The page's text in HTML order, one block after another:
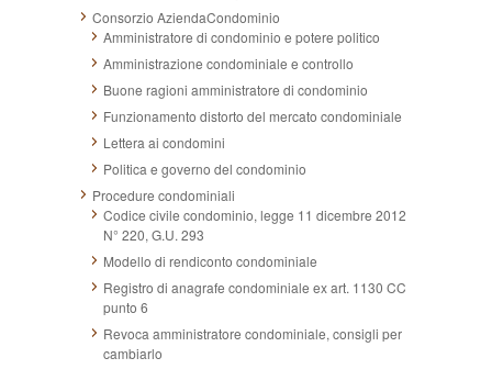
Consorzio AziendaCondominio
Amministratore di condominio e potere politico
Amministrazione condominiale e controllo
Buone ragioni amministratore di condominio
Funzionamento distorto del mercato condominiale
Lettera ai condomini
Politica e governo del condominio
Procedure condominiali
Codice civile condominio, legge 11 dicembre 2012
N° 220, G.U. 293
Modello di rendiconto condominiale
Registro di anagrafe condominiale ex art. 1130 CC
punto 6
Revoca amministratore condominiale, consigli per
cambiarlo